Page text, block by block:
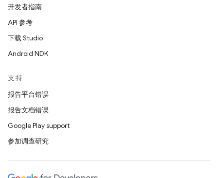
开发者指南
API 参考
下载 Studio
Android NDK
支持
报告平台错误
报告文档错误
Google Play support
参加调查研究